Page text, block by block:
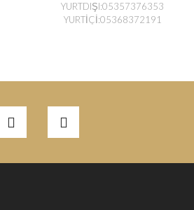
YURTDIŞI:05357376353
YURTİÇİ:05368372191